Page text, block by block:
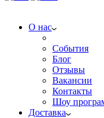
О нас
События
Блог
Отзывы
Вакансии
Контакты
Шоу
Доставка